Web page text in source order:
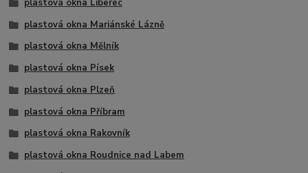
plastová okna Liberec
plastová okna Mariánské Lázně
plastová okna Mělník
plastová okna Písek
plastová okna Plzeň
plastová okna Příbram
plastová okna Rakovník
plastová okna Roudnice nad Labem